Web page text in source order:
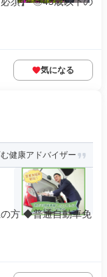
気になる
健康アドバイザー
方 ◆普通自動車免